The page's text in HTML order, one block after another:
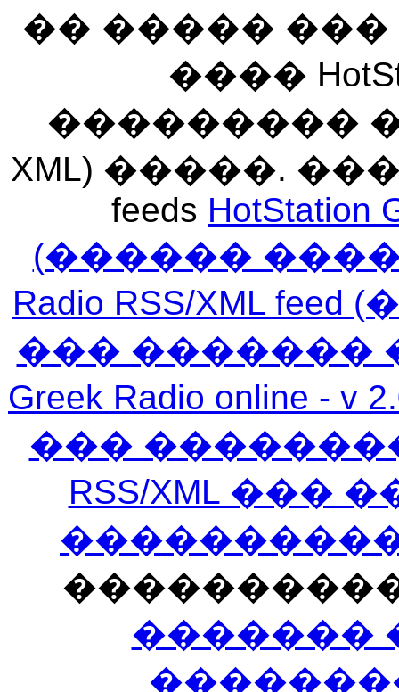
�� �����
����
��������� ���
XML) �����.
feeds HotStation
(������
Radio RSS/XML
��� �������
Greek Radio
���
RSS/XML
�������